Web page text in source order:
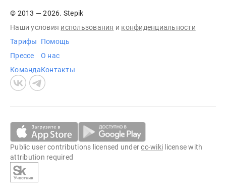
© 2013 — 2026. Stepik
Наши условия использования и конфиденциальности
Тарифы
Прессе
Команда
Помощь
О нас
Контакты
Public user contributions licensed undercc-wiki license with
attribution required